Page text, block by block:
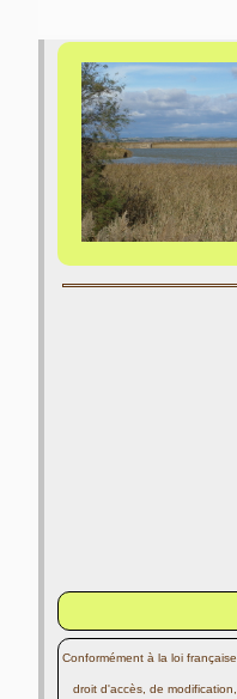
Conformément à la loi française
droit d'accès, de